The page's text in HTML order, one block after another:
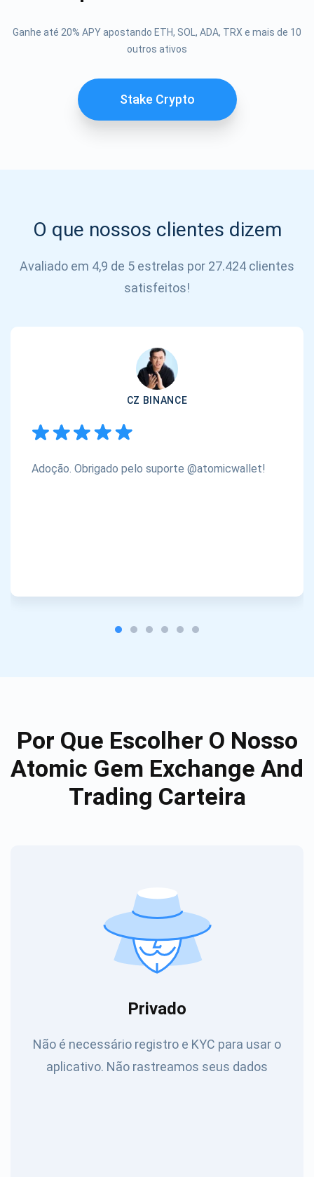
Ganhe até 20% APY apostando ETH, SOL, ADA, TRX e mais de 10
outros ativos
Stake Crypto
O que nossos clientes dizem
Avaliado em 4,9 de 5 estrelas por 27.424 clientes
satisfeitos!
CZ BINANCE
Adoção. Obrigado pelo suporte @atomicwallet!
Por Que Escolher O Nosso
Atomic Gem Exchange And
Trading Carteira
Privado
Não é necessário registro e KYC para usar o
aplicativo. Não rastreamos seus dados
INSCREVER